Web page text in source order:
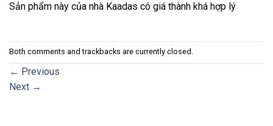
Sản phẩm này của nhà Kaadas có giá thành khá hợp lý
Both comments and trackbacks are currently closed.
← Previous
Next →